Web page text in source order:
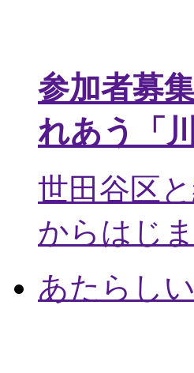
参加者募
れあう「
世田谷区
からはじ
あたらし